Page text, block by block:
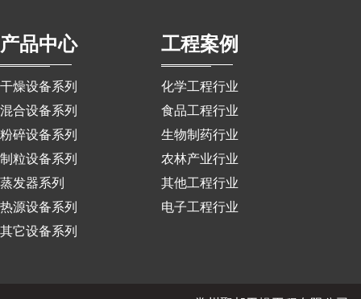
产品中心
干燥设备系列
混合设备系列
粉碎设备系列
制粒设备系列
蒸发器系列
热源设备系列
其它设备系列
工程案例
化学工程行业
食品工程行业
生物制药行业
农林产业行业
其他工程行业
电子工程行业